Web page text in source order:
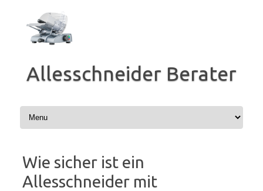
springen
Allesschneider Berater
Wie sicher ist ein
Allesschneider mit